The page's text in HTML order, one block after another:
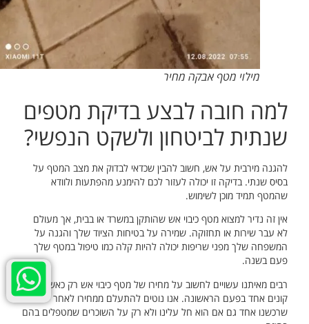
מילוי מטף אבקה מחיר
למה חובה לבצע בדיקת מטפים
שנתית לביטחון ולשקט הנפשי?
להגנה מירבית על אש, חשוב להבין שכדאי לבדוק את מצב המטף על
בסיס שנתי. בדיקה זו יכולה לעזור לכם להימנע מהפתעות ולוודא
שהמטף תמיד מוכן לשימוש.
אין זה נדיר למצוא מטף כיבוי אש שהותקן במשרד או בבית, אך מעולם
לא עבר שירות או תחזוקה. שמירה על בטיחות הציוד שלך והגנה על
המשפחה שלך מפני שריפות יכולה להיות קלה כמו טיפול במטף שלך
פעם בשנה.
רבים מאיתנו עשויים לחשוב על מחירו של מטף כיבוי אש רק כאשר אנו
קונים אחד בפעם הראשונה. אנו נוטים להתעלם ממחירו לאחר
שרכשנו אחד גם אם הוא חל עלינו ולא רק על השוכרים שמטפלים בהם